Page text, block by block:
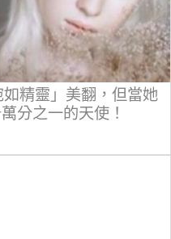
精靈」美翻，但當她
分之一的天使！